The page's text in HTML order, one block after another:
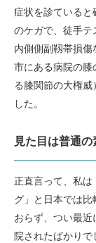
症状を診ていると
のケガで、徒手テ
内側側副靱帯損
市にある病院の膝
る膝関節の大権威
した。
見た目は普通
正直言って、私は
グ」と日本では
おらず、つい最
院されたばかり